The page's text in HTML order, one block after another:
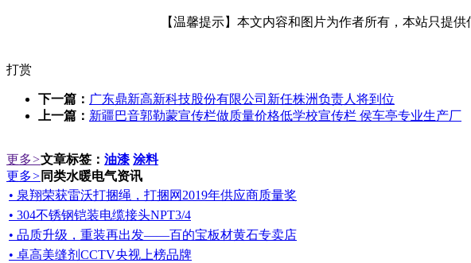
【温馨提示】本文内容和图片为作者所有，本站只提
打赏
下一篇： 广东鼎新高新科技股份有限公司新任株洲负责人将到位
上一篇： 新疆巴音郭勒蒙宣传栏做质量价格低学校宣传栏 侯车亭专业生产厂
更多>文章标签： 油漆 涂料
更多> 同类水暖电气资讯
• 泉翔荣获雷沃打捆绳，打捆网2019年供应商质量奖
• 304不锈钢铠装电缆接头NPT3/4
• 品质升级，重装再出发——百的宝板材黄石专卖店
• 卓高美缝剂CCTV央视上榜品牌